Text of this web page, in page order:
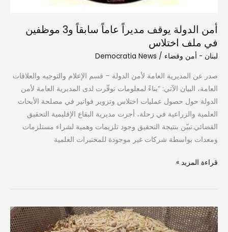
أمن الدولة يوقف مديراً عاماً سابقاً و3 موظفين
في ملف اختلاس
لبنان - أمن وقضاء /
Democratia News
صدر عن المديرية العامة لأمن الدولة – قسم الإعلام والتوجيه والعلاقات
العامة، البيان الآتي: “بناءً لمعلومات توفّرت لدى المديرية العامة لأمن
الدولة حول حصول عمليات اختلاس وتزوير فواتير في مصلحة الأبحاث
العلمية والزراعية في زحلة، أجرت مديرية البقاع الإقليمية التحقيق
القضائي.تبيّن بنتيجة التحقيق وجود تلزيمات وهمية لشراء مستلزمات
ومعدات بواسطة شركات غير موجودة للمختبرات العلمية
اختلاس
قراءة المزيد »
أمن
الدولة